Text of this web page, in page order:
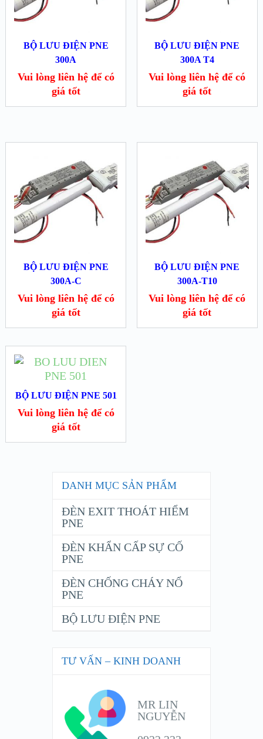
BỘ LƯU ĐIỆN PNE
300A
Vui lòng liên hệ để có
giá tốt
BỘ LƯU ĐIỆN PNE
300A T4
Vui lòng liên hệ để có
giá tốt
BỘ LƯU ĐIỆN PNE
300A-C
Vui lòng liên hệ để có
giá tốt
BỘ LƯU ĐIỆN PNE
300A-T10
Vui lòng liên hệ để có
giá tốt
BỘ LƯU ĐIỆN PNE 501
Vui lòng liên hệ để có
giá tốt
DANH MỤC SẢN PHẨM
ĐÈN EXIT THOÁT HIỂM
PNE
ĐÈN KHẨN CẤP SỰ CỐ
PNE
ĐÈN CHỐNG CHÁY NỔ
PNE
BỘ LƯU ĐIỆN PNE
TƯ VẤN – KINH DOANH
MR LIN
NGUYỄN